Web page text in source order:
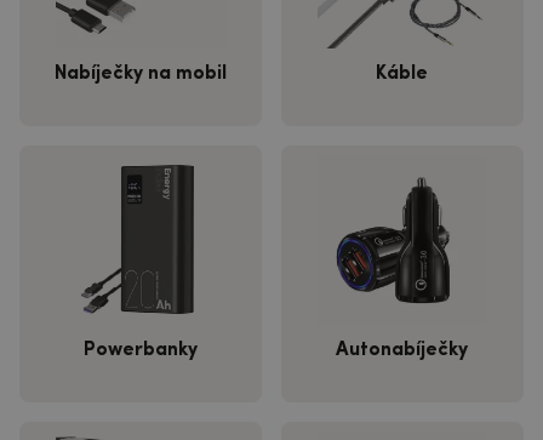
Nabíječky na mobil Káble
Powerbanky Autonabíječky